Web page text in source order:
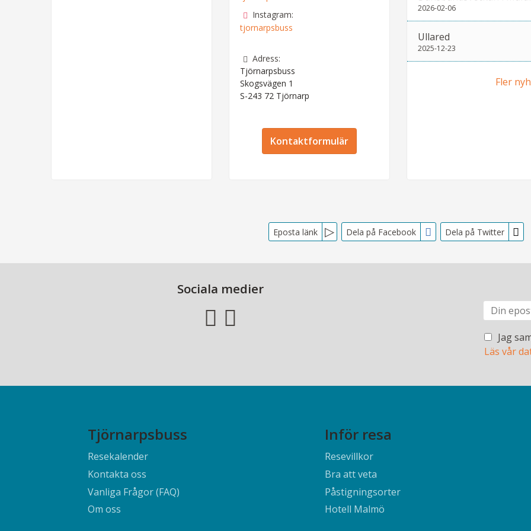
Instagram:
tjornarpsbuss
Adress:
Tjörnarpsbuss
Skogsvägen 1
S-243 72 Tjörnarp
Kontaktformulär
2026-02-06
Ullared
2025-12-23
Fler
Eposta länk Dela på Facebook Dela på Twitter
Sociala medier
Jag
Läs vår
Tjörnarpsbuss
Resekalender
Kontakta oss
Vanliga Frågor (FAQ)
Om oss
Inför resa
Resevillkor
Bra att veta
Påstigningsorter
Hotell Malmö